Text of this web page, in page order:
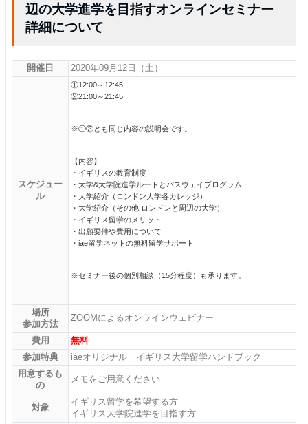
辺の大学進学を目指すオンラインセミナー
詳細について
開催日 2020年09月12日（土）
スケジュー
ル
①12:00～12:45
②21:00～21:45
※①②とも同じ内容の説明会です。
【内容】
・イギリスの教育制度
・大学&大学院進学ルートとパスウェイプログラム
・大学紹介（ロンドン大学各カレッジ）
・大学紹介（その他 ロンドンと周辺の大学）
・イギリス留学のメリット
・出願要件や費用について
・iae留学ネットの無料留学サポート
※セミナー後の個別相談（15分程度）も承ります。
場所
参加方法
ZOOMによるオンラインウェビナー
費用
無料
参加特典
iaeオリジナル イギリス大学留学ハンドブック
用意するも
の
メモをご用意ください
対象
イギリス留学を希望する方
イギリス大学院進学を目指す方